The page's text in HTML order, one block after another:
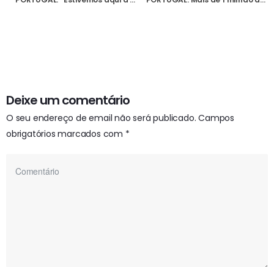
Deixe um comentário
O seu endereço de email não será publicado. Campos
obrigatórios marcados com *